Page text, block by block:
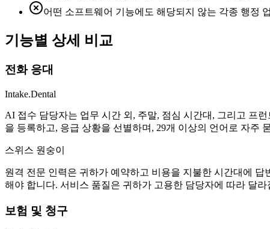
어떤 소프트웨어 기능에도 해당되지 않는 각종 행정
기능별 상세 비교
전화 응대
Intake.Dental
AI 접수 담당자는 업무 시간 외, 주말, 점심 시간대, 그리고 프
을 등록하고, 응급 상황을 선별하며, 29개 이상의 언어로 자주
스위스 원숭이
원격 전문 인력은 귀하가 예약하고 비용을 지불한 시간대에
해야 합니다. 서비스 품질은 귀하가 고용한 담당자에 따라 달라
보험 및 청구